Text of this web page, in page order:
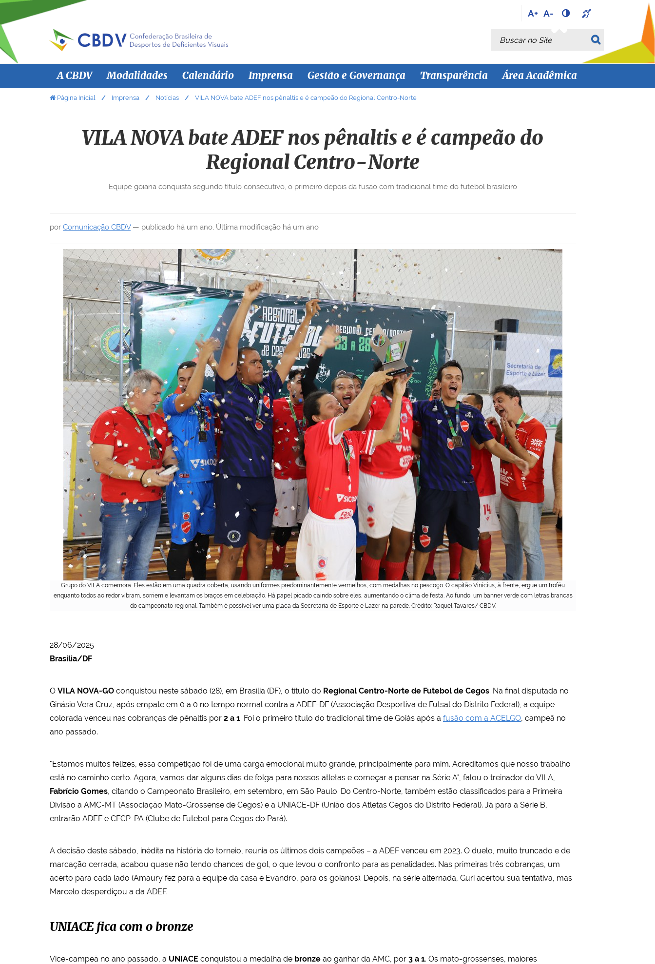
A+ A-
Busca
Busca Avançada…
A CBDV Modalidades Calendário Imprensa Gestão e Governança Transparência Área Acadêmica
V Página Inicial Imprensa Notícias VILA NOVA bate ADEF nos pênaltis e é campeão do Regional Centro-Norte
Grupo do VILA comemora. Eles estão em uma quadra coberta, usando uniformes predominantemente vermelhos, com medalhas no pescoço. O capitão Vinícius, à frente, ergue um troféu
enquanto todos ao redor vibram, sorriem e levantam os braços em celebração. Há papel picado caindo sobre eles, aumentando o clima de festa. Ao fundo, um banner verde com letras brancas
do campeonato regional. Também é possível ver uma placa da Secretaria de Esporte e Lazer na parede. Crédito: Raquel Tavares/ CBDV.
VILA NOVA bate ADEF nos pênaltis e é campeão do
Regional Centro-Norte
por Comunicação CBDV— publicado há um ano, Última modificação há um ano
Equipe goiana conquista segundo título consecutivo, o primeiro depois da fusão com tradicional time do futebol brasileiro
28/06/2025
Brasília/DF
O VILA NOVA-GO conquistou neste sábado (28), em Brasília (DF), o título do Regional Centro-Norte de Futebol de Cegos. Na final disputada no
Ginásio Vera Cruz, após empate em 0 a 0 no tempo normal contra a ADEF-DF (Associação Desportiva de Futsal do Distrito Federal), a equipe
colorada venceu nas cobranças de pênaltis por 2 a 1. Foi o primeiro título do tradicional time de Goiás após a fusão com a ACELGO, campeã no
ano passado.
"Estamos muitos felizes, essa competição foi de uma carga emocional muito grande, principalmente para mim. Acreditamos que nosso trabalho
está no caminho certo. Agora, vamos dar alguns dias de folga para nossos atletas e começar a pensar na Série A", falou o treinador do VILA,
Fabrício Gomes, citando o Campeonato Brasileiro, em setembro, em São Paulo. Do Centro-Norte, também estão classificados para a Primeira
Divisão a AMC-MT (Associação Mato-Grossense de Cegos) e a UNIACE-DF (União dos Atletas Cegos do Distrito Federal). Já para a Série B,
entrarão ADEF e CFCP-PA (Clube de Futebol para Cegos do Pará).
A decisão deste sábado, inédita na história do torneio, reunia os últimos dois campeões – a ADEF venceu em 2023. O duelo, muito truncado e de
marcação cerrada, acabou quase não tendo chances de gol, o que levou o confronto para as penalidades. Nas primeiras três cobranças, um
acerto para cada lado (Amaury fez para a equipe da casa e Evandro, para os goianos). Depois, na série alternada, Guri acertou sua tentativa, mas
Marcelo desperdiçou a da ADEF.
UNIACE fica com o bronze
Vice-campeã no ano passado, a UNIACE conquistou a medalha de bronze ao ganhar da AMC, por 3 a 1. Os mato-grossenses, maiores